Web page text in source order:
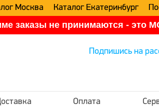
Москва Каталог Екатеринбург
заказы не принимаются - это
Подпишись на
Оплата